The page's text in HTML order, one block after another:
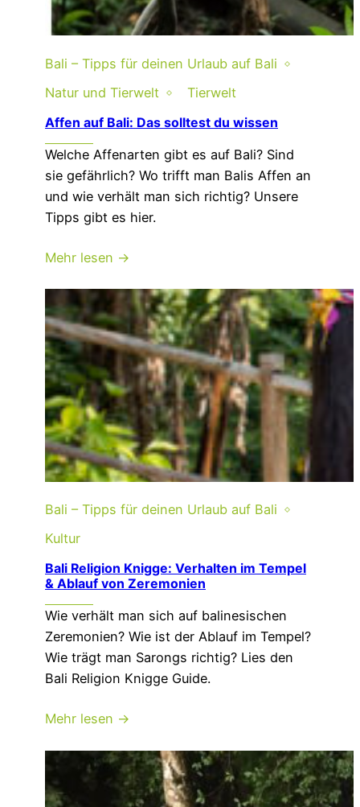
Bali – Tipps für deinen Urlaub auf Bali
Natur und Tierwelt
Tierwelt
Affen auf Bali: Das solltest du wissen
Welche Affenarten gibt es auf Bali? Sind
sie gefährlich? Wo trifft man Balis Affen an
und wie verhält man sich richtig? Unsere
Tipps gibt es hier.
Mehr lesen →
Bali – Tipps für deinen Urlaub auf Bali
Kultur
Bali Religion Knigge: Verhalten im Tempel
& Ablauf von Zeremonien
Wie verhält man sich auf balinesischen
Zeremonien? Wie ist der Ablauf im Tempel?
Wie trägt man Sarongs richtig? Lies den
Bali Religion Knigge Guide.
Mehr lesen →